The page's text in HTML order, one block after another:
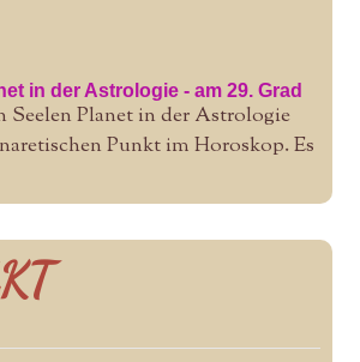
in der Astrologie - am 29. Grad
Seelen Planet in der Astrologie
Punkt im Horoskop. Es